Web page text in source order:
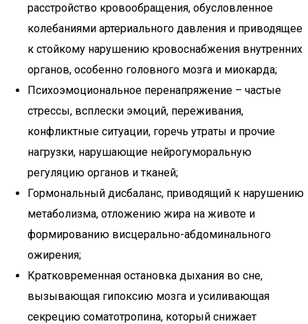
расстройство кровообращения, обусловленное
колебаниями артериального давления и приводящее
к стойкому нарушению кровоснабжения внутренних
органов, особенно головного мозга и миокарда;
Психоэмоциональное перенапряжение – частые
стрессы, всплески эмоций, переживания,
конфликтные ситуации, горечь утраты и прочие
нагрузки, нарушающие нейрогуморальную
регуляцию органов и тканей;
Гормональный дисбаланс, приводящий к нарушению
метаболизма, отложению жира на животе и
формированию висцерально-абдоминального
ожирения;
Кратковременная остановка дыхания во сне,
вызывающая гипоксию мозга и усиливающая
секрецию соматотропина, который снижает